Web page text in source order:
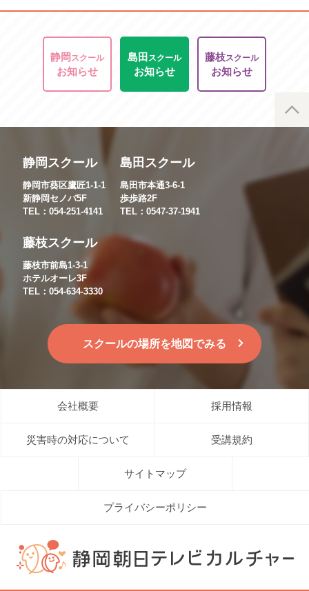
静岡 スクール
お知らせ
島田 スクール
お知らせ
藤枝スクール
お知らせ
静岡スクール
静岡市葵区鷹匠1-1-1
新静岡セノバ5F
TEL：054-251-4141
島田スクール
島田市本通3-6-1
歩歩路2F
TEL：0547-37-1941
藤枝スクール
藤枝市前島1-3-1
ホテルオーレ3F
TEL：054-634-3330
スクールの場所を地図でみる
会社概要 採用情報
災害時の対応について 受講規約
サイトマップ
プライバシーポリシー